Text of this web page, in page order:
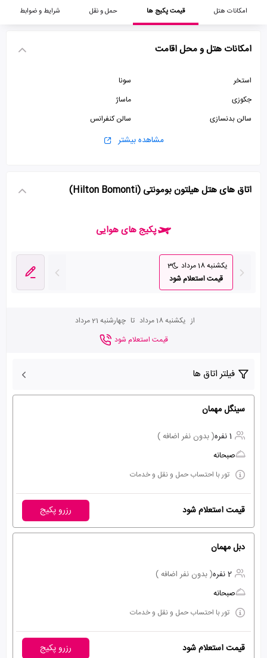
امکانات هتل قیمت پکیج ها حمل و نقل شرایط و ضوابط
امکانات هتل و محل اقامت
استخر
سونا
جکوزی
ماساژ
سالن بدنسازی
سالن کنفرانس
پارکینگ رایگانمشاهده بیشتر
اتاق های هتل هیلتون بومونتی (Hilton Bomonti)
پکیج های هوایی
یکشنبه 18 مرداد
3
قیمت استعلام شود
از یکشنبه 18 مرداد تا چهارشنبه 21 مرداد
قیمت استعلام شود
فیلتر اتاق ها
سینگل مهمان
1 نفره
( بدون نفر اضافه )
صبحانه
تور با احتساب حمل و نقل و خدمات
قیمت استعلام شود رزرو پکیج
دبل مهمان
2 نفره
( بدون نفر اضافه )
صبحانه
تور با احتساب حمل و نقل و خدمات
قیمت استعلام شود رزرو پکیج